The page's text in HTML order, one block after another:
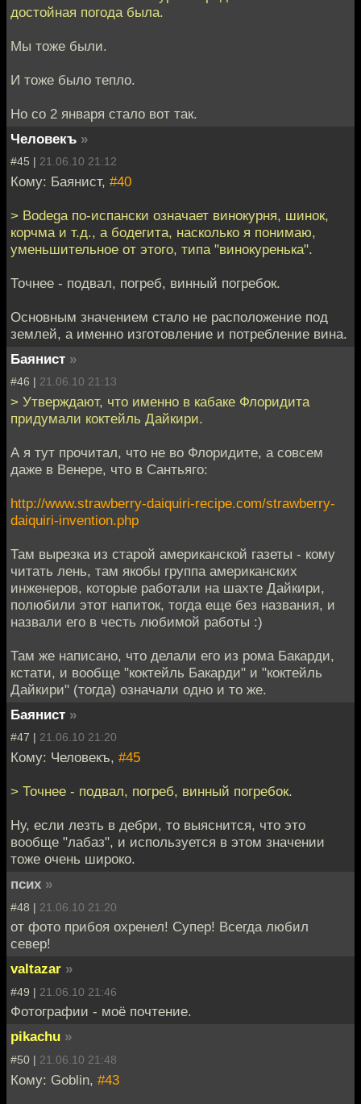
достойная погода была.
Мы тоже были.
И тоже было тепло.
Но со 2 января стало вот так.
Человекъ »
#45 | 21.06.10 21:12
Кому: Баянист, #40
> Bodega по-испански означает винокурня, шинок,
корчма и т.д., а бодегита, насколько я понимаю,
уменьшительное от этого, типа "винокуренька".
Точнее - подвал, погреб, винный погребок.
Основным значением стало не расположение под
землей, а именно изготовление и потребление вина.
Баянист »
#46 | 21.06.10 21:13
> Утверждают, что именно в кабаке Флоридита
придумали коктейль Дайкири.
А я тут прочитал, что не во Флоридите, а совсем
даже в Венере, что в Сантьяго:
http://www.strawberry-daiquiri-recipe.com/strawberry-
daiquiri-invention.php
Там вырезка из старой американской газеты - кому
читать лень, там якобы группа американских
инженеров, которые работали на шахте Дайкири,
полюбили этот напиток, тогда еще без названия, и
назвали его в честь любимой работы :)
Там же написано, что делали его из рома Бакарди,
кстати, и вообще "коктейль Бакарди" и "коктейль
Дайкири" (тогда) означали одно и то же.
Баянист »
#47 | 21.06.10 21:20
Кому: Человекъ, #45
> Точнее - подвал, погреб, винный погребок.
Ну, если лезть в дебри, то выяснится, что это
вообще "лабаз", и используется в этом значении
тоже очень широко.
псих »
#48 | 21.06.10 21:20
от фото прибоя охренел! Супер! Всегда любил
север!
valtazar »
#49 | 21.06.10 21:46
Фотографии - моё почтение.
pikachu »
#50 | 21.06.10 21:48
Кому: Goblin, #43